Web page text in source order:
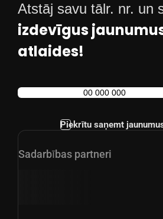
Atstāj savu tālr. nr. un
izdevīgus
atlaides!
Piekrītu saņemt
Sadarbības partneri